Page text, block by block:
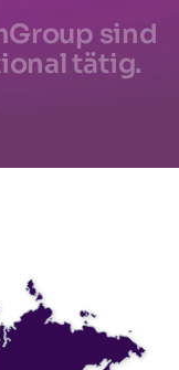
sind
tätig.